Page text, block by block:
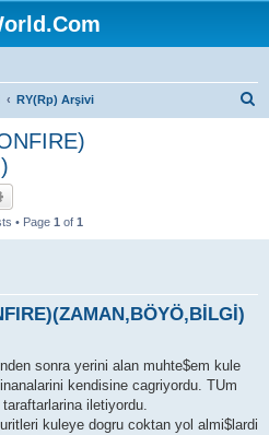
RY(Rp) Arşivi
• Page 1 of 1
sonra yerini alan muhte$em kule
kendisine cagriyordu. TUm
iletiyordu.
kuleye dogru coktan yol almi$lardi